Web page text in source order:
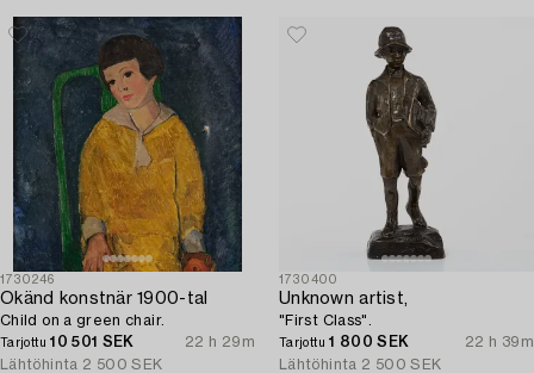
1730246
Okänd konstnär 1900-tal
Child on a green chair.
Tarjottu10 501 SEK
22 h 29m
Lähtöhinta 2 500 SEK
1730400
Unknown artist,
"First Class".
Tarjottu1 800 SEK
22 h 39m
Lähtöhinta 2 500 SEK